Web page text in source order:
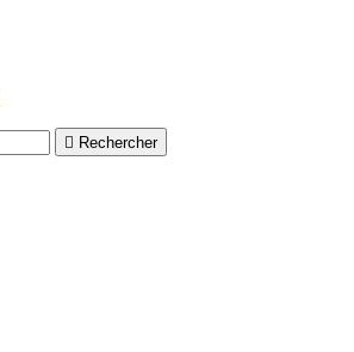
 Rechercher